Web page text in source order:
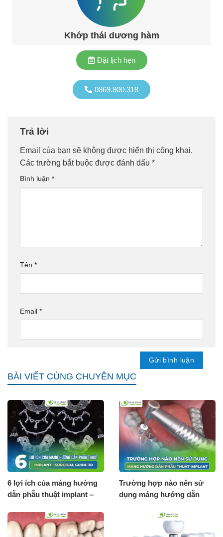
Khớp thái dương hàm
0869.800.318
Đặt lịch hẹn
Trả lời
Email của bạn sẽ không được hiển thị công khai.
Các trường bắt buộc được đánh dấu *
Bình luận *
Tên *
Email *
BÀI VIẾT CÙNG CHUYÊN MỤC
6 lợi ích của máng hướng
dẫn phẫu thuật implant –
Trường hợp nào nên sử
dụng máng hướng dẫn